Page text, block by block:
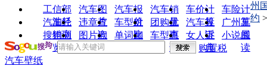
工信部
油耗
汽车图
片
汽车报
价
汽车销
量
车价计
算
车险计
算
汽车经
销商
违章查
询
车型对
比
团购优
惠
汽车投
诉
广州车
展
搜狗浏
览器
图片欣
赏
单词翻
车型查
询
女人宝
典
小说阅
读
州
约
购置税
汽车壁纸